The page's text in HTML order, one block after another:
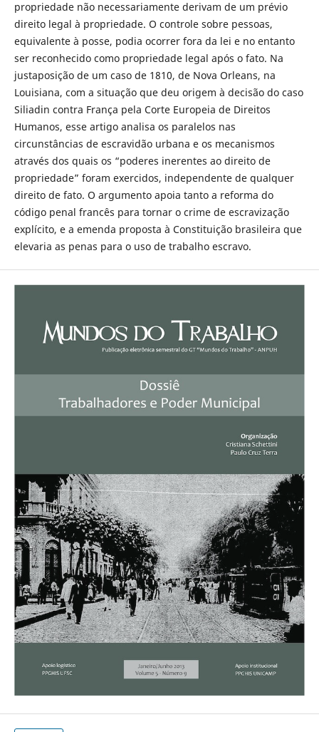
propriedade não necessariamente derivam de um prévio
direito legal à propriedade. O controle sobre pessoas,
equivalente à posse, podia ocorrer fora da lei e no entanto
ser reconhecido como propriedade legal após o fato. Na
justaposição de um caso de 1810, de Nova Orleans, na
Louisiana, com a situação que deu origem à decisão do caso
Siliadin contra França pela Corte Europeia de Direitos
Humanos, esse artigo analisa os paralelos nas
circunstâncias de escravidão urbana e os mecanismos
através dos quais os “poderes inerentes ao direito de
propriedade” foram exercidos, independente de qualquer
direito de fato. O argumento apoia tanto a reforma do
código penal francês para tornar o crime de escravização
explícito, e a emenda proposta à Constituição brasileira que
elevaria as penas para o uso de trabalho escravo.